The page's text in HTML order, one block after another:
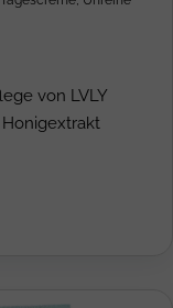
von LVLY